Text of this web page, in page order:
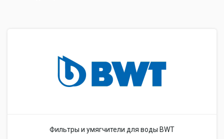
Фильтры и умягчители для воды BWT